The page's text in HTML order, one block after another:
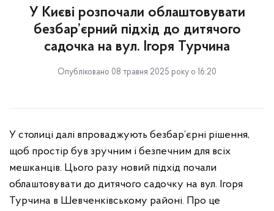
У Києві розпочали облаштовувати
безбар’єрний підхід до дитячого
садочка на вул. Ігоря Турчина
Опубліковано 08 травня 2025 року о 16:20
У столиці далі впроваджують безбар’єрні рішення,
щоб простір був зручним і безпечним для всіх
мешканців. Цього разу новий підхід почали
облаштовувати до дитячого садочку на вул. Ігоря
Турчина в Шевченківському районі. Про це